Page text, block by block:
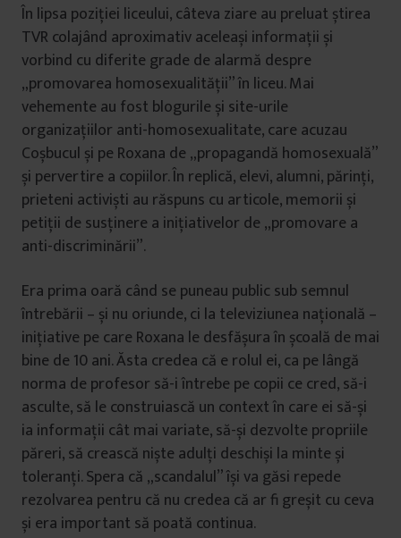
În lipsa poziției liceului, câteva ziare au preluat știrea
TVR colajând aproximativ aceleași informații și
vorbind cu diferite grade de alarmă despre
„promovarea homosexualității” în liceu. Mai
vehemente au fost blogurile și site-urile
organizațiilor anti-homosexualitate, care acuzau
Coșbucul și pe Roxana de „propagandă homosexuală”
și pervertire a copiilor. În replică, elevi, alumni, părinți,
prieteni activiști au răspuns cu articole, memorii și
petiții de susținere a inițiativelor de „promovare a
anti-discriminării”.
Era prima oară când se puneau public sub semnul
întrebării – și nu oriunde, ci la televiziunea națională –
inițiative pe care Roxana le desfășura în școală de mai
bine de 10 ani. Ăsta credea că e rolul ei, ca pe lângă
norma de profesor să-i întrebe pe copii ce cred, să-i
asculte, să le construiască un context în care ei să-și
ia informații cât mai variate, să-și dezvolte propriile
păreri, să crească niște adulți deschiși la minte și
toleranți. Spera că „scandalul” își va găsi repede
rezolvarea pentru că nu credea că ar fi greșit cu ceva
și era important să poată continua.